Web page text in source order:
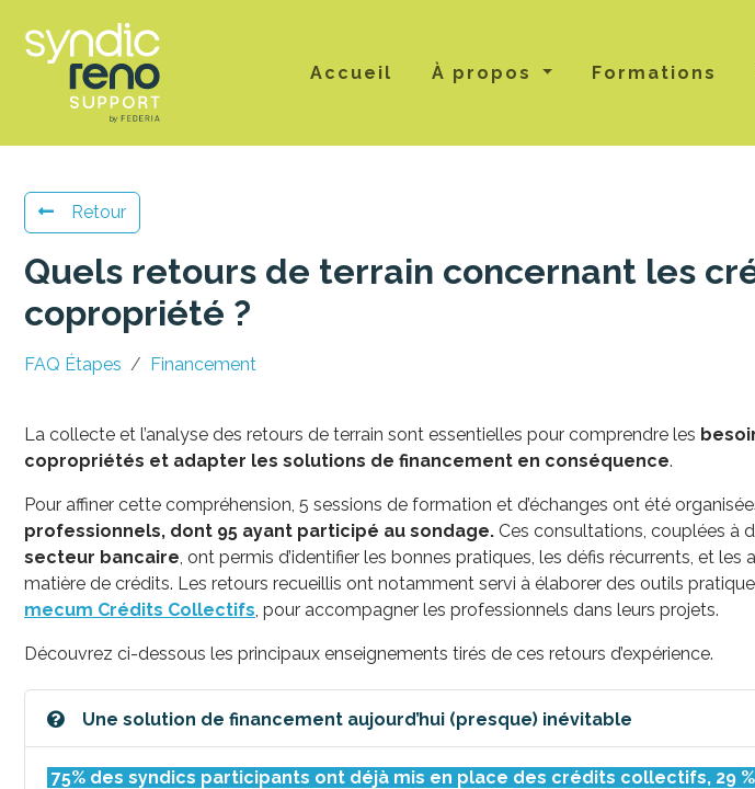
Accueil À propos Formations
Retour
Quels retours de terrain concernant les
copropriété ?
FAQ Étapes Financement
La collecte et l’analyse des retours de terrain sont essentielles pour comprendre les
copropriétés et adapter les solutions de financement en conséquence.
Pour affiner cette compréhension, 5 sessions de formation et d’échanges ont été
professionnels, dont 95 ayant participé au sondage. Ces consultations, couplées à
secteur bancaire, ont permis d’identifier les bonnes pratiques, les défis récurrents, et les
matière de crédits. Les retours recueillis ont notamment servi à élaborer des outils
mecum Crédits Collectifs, pour accompagner les professionnels dans leurs projets.
Découvrez ci-dessous les principaux enseignements tirés de ces retours d’expérience.
Une solution de financement aujourd’hui (presque) inévitable
75% des syndics participants ont déjà mis en place des crédits collectifs, 29